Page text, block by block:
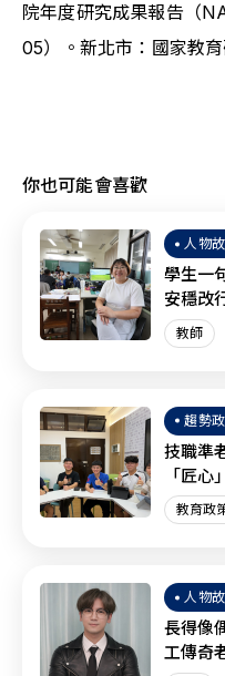
院年度研究成果報告（
05）。新北市：國家教育
你也可能會喜歡
人物
學生一
安穩改
教師
趨勢
技職準
「匠心
教育政
人物
長得像
工傳奇